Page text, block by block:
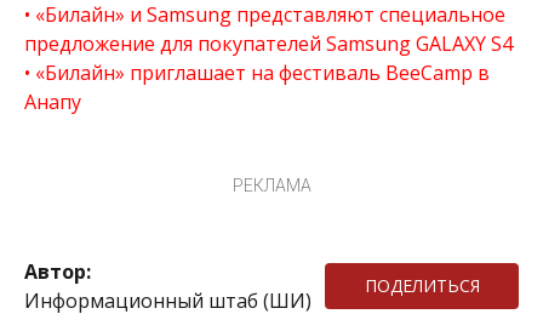
«Билайн» и Samsung представляют специальное
предложение для покупателей Samsung GALAXY S4
«Билайн» приглашает на фестиваль BeeCamp в
Анапу
РЕКЛАМА
Автор:
Информационный штаб (ШИ)
ПОДЕЛИТЬСЯ